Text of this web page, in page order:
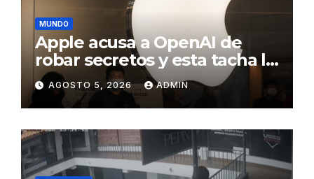
MUNDO
Apple acusa a OpenAI de
robar secretos y esta tacha la
demanda de «agresiva y
personal»
AGOSTO 5, 2026 ADMIN